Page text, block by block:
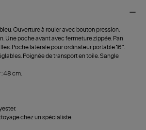
Ouverture à rouler avec bouton pression.
Une poche avant avec fermeture zippée. Pan
Poche latérale pour ordinateur portable 16".
Poignée de transport en toile. Sangle
48 cm.
chez un spécialiste.